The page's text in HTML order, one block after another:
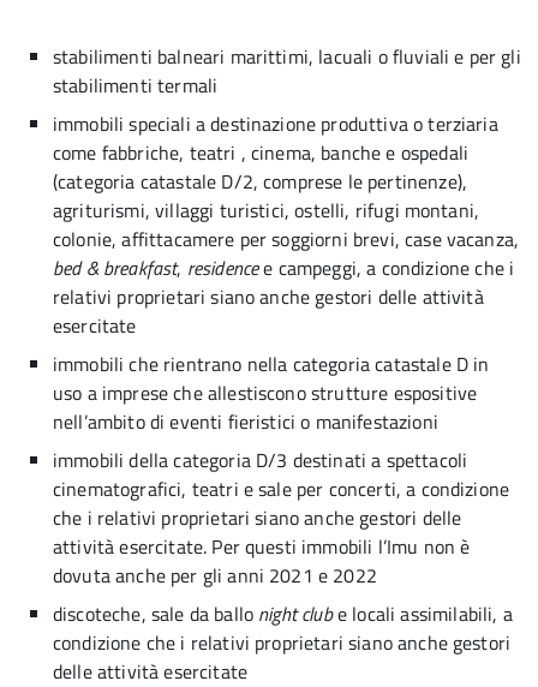
stabilimenti balneari marittimi, lacuali o fluviali e per gli
stabilimenti termali
immobili speciali a destinazione produttiva o terziaria
come fabbriche, teatri , cinema, banche e ospedali
(categoria catastale D/2, comprese le pertinenze),
agriturismi, villaggi turistici, ostelli, rifugi montani,
colonie, affittacamere per soggiorni brevi, case vacanza,
bed & breakfast, residencee campeggi, a condizione che i
relativi proprietari siano anche gestori delle attività
esercitate
immobili che rientrano nella categoria catastale D in
uso a imprese che allestiscono strutture espositive
nell’ambito di eventi fieristici o manifestazioni
immobili della categoria D/3 destinati a spettacoli
cinematografici, teatri e sale per concerti, a condizione
che i relativi proprietari siano anche gestori delle
attività esercitate. Per questi immobili l’Imu non è
dovuta anche per gli anni 2021 e 2022
discoteche, sale da ballo night clube locali assimilabili, a
condizione che i relativi proprietari siano anche gestori
delle attività esercitate